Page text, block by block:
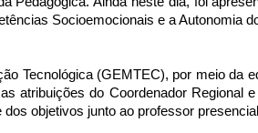
Socioemocionais e a Autonomia
Tecnológica (GEMTEC), por meio da
atribuições do Coordenador Regional
objetivos junto ao professor